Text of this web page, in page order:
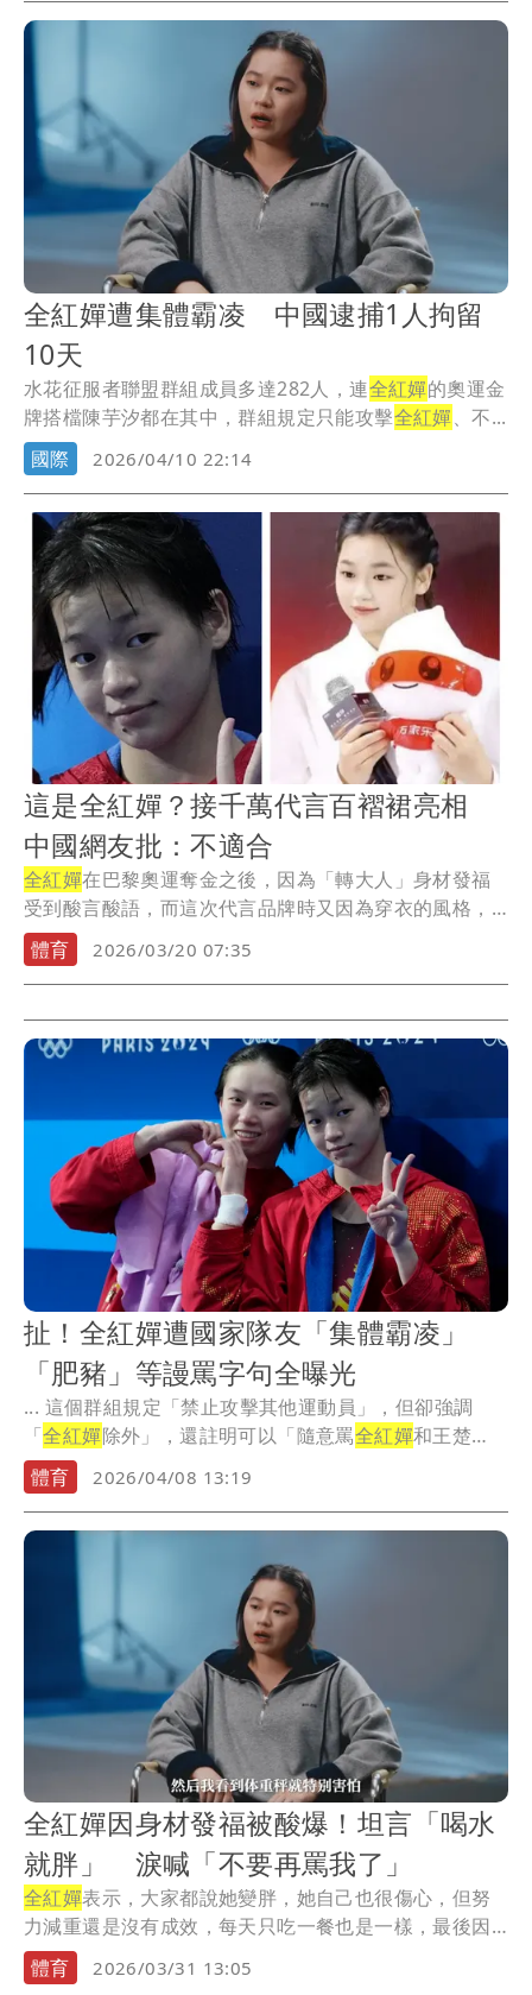
全紅嬋遭集體霸凌 中國逮捕1人拘留
10天
水花征服者聯盟群組成員多達282人，連全紅嬋的奧運金
牌搭檔陳芋汐都在其中，群組規定只能攻擊全紅嬋、不...
國際
2026/04/10 22:14
這是全紅嬋？接千萬代言百褶裙亮相
中國網友批：不適合
全紅嬋在巴黎奧運奪金之後，因為「轉大人」身材發福
受到酸言酸語，而這次代言品牌時又因為穿衣的風格，
遭到...
體育 2026/03/20 07:35
扯！全紅嬋遭國家隊友「集體霸凌」
「肥豬」等謾罵字句全曝光
... 這個群組規定「禁止攻擊其他運動員」，但卻強調
「全紅嬋除外」，還註明可以「隨意罵全紅嬋和王楚
欽，照...
體育 2026/04/08 13:19
全紅嬋因身材發福被酸爆！坦言「喝水
就胖」 淚喊「不要再罵我了」
全紅嬋表示，大家都說她變胖，她自己也很傷心，但努
力減重還是沒有成效，每天只吃一餐也是一樣，最後因
此害...
體育 2026/03/31 13:05